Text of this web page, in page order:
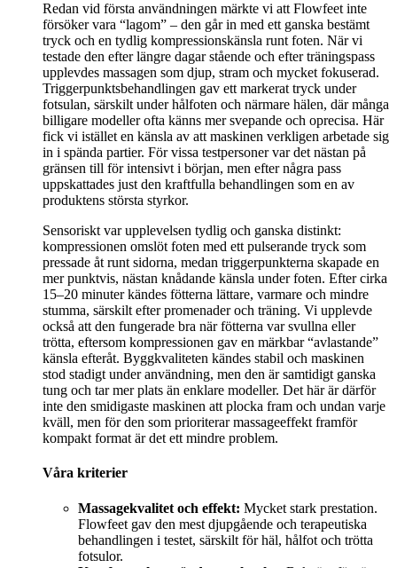
Redan vid första användningen märkte vi att Flowfeet inte
försöker vara “lagom” – den går in med ett ganska bestämt
tryck och en tydlig kompressionskänsla runt foten. När vi
testade den efter längre dagar stående och efter träningspass
upplevdes massagen som djup, stram och mycket fokuserad.
Triggerpunktsbehandlingen gav ett markerat tryck under
fotsulan, särskilt under hålfoten och närmare hälen, där många
billigare modeller ofta känns mer svepande och oprecisa. Här
fick vi istället en känsla av att maskinen verkligen arbetade sig
in i spända partier. För vissa testpersoner var det nästan på
gränsen till för intensivt i början, men efter några pass
uppskattades just den kraftfulla behandlingen som en av
produktens största styrkor.
Sensoriskt var upplevelsen tydlig och ganska distinkt:
kompressionen omslöt foten med ett pulserande tryck som
pressade åt runt sidorna, medan triggerpunkterna skapade en
mer punktvis, nästan knådande känsla under foten. Efter cirka
15–20 minuter kändes fötterna lättare, varmare och mindre
stumma, särskilt efter promenader och träning. Vi upplevde
också att den fungerade bra när fötterna var svullna eller
trötta, eftersom kompressionen gav en märkbar “avlastande”
känsla efteråt. Byggkvaliteten kändes stabil och maskinen
stod stadigt under användning, men den är samtidigt ganska
tung och tar mer plats än enklare modeller. Det här är därför
inte den smidigaste maskinen att plocka fram och undan varje
kväll, men för den som prioriterar massageeffekt framför
kompakt format är det ett mindre problem.
Våra kriterier
Massagekvalitet och effekt: Mycket stark prestation.
Flowfeet gav den mest djupgående och terapeutiska
behandlingen i testet, särskilt för häl, hålfot och trötta
fotsulor.